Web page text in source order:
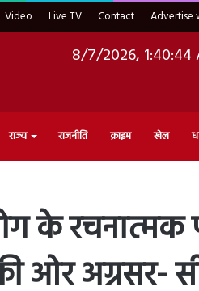
Video Live TV Contact Advertise
8/7/2026, 1:40:45
राज्य राजनीति क्राइम खेल
के रचनात्मक
ओर अग्रसर-